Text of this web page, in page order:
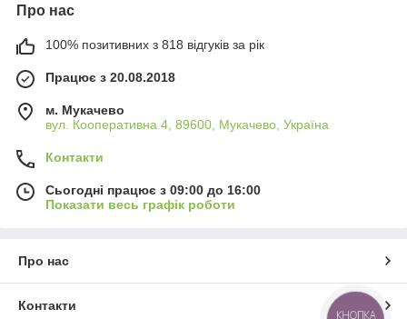
Про нас
100% позитивних з 818 відгуків за рік
Працює з 20.08.2018
м. Мукачево
вул. Кооперативна 4, 89600, Мукачево, Україна
Контакти
Сьогодні працює з 09:00 до 16:00
Показати весь графік роботи
Про нас
Контакти
КНОПКА